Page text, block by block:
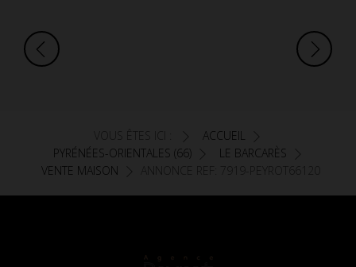
VOUS ÊTES ICI :
ACCUEIL
PYRÉNÉES-ORIENTALES (66)
LE BARCARÈS
VENTE MAISON
ANNONCE REF: 7919-PEYROT66120